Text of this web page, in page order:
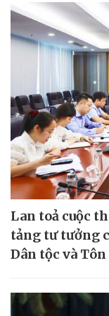
Lan toả cuộc
tảng tư tưởng
Dân tộc và